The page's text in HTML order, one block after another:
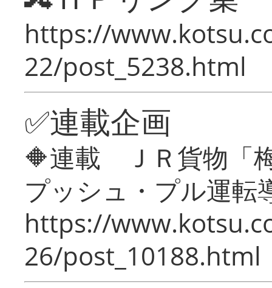
https://
22/post_5238.html
✅連載企画
🔶連載 ＪＲ貨物「
プッシュ・プル運転
https://
26/post_10188.html